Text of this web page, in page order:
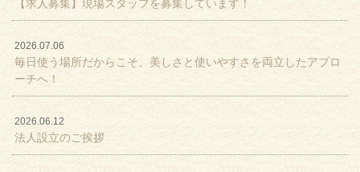
【求人募集】現場スタッフを募集しています！
2026.07.06
毎日使う場所だからこそ、美しさと使いやすさを両立したアプロ
ーチへ！
2026.06.12
法人設立のご挨拶